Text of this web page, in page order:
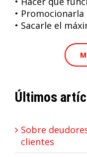
•
• Sacarle el
Últimos
Sobre
clientes